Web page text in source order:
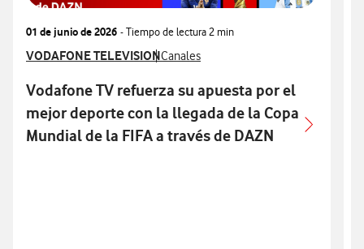
01 de junio de 2026 - Tiempo de lectura2 min
Ver más notas de prensa relacionados con
VODAFONE TELEVISIONVer más notas de prensa relacionados
Canales
Vodafone TV refuerza su apuesta por el
mejor deporte con la llegada de la Copa
Mundial de la FIFA a través de DAZN